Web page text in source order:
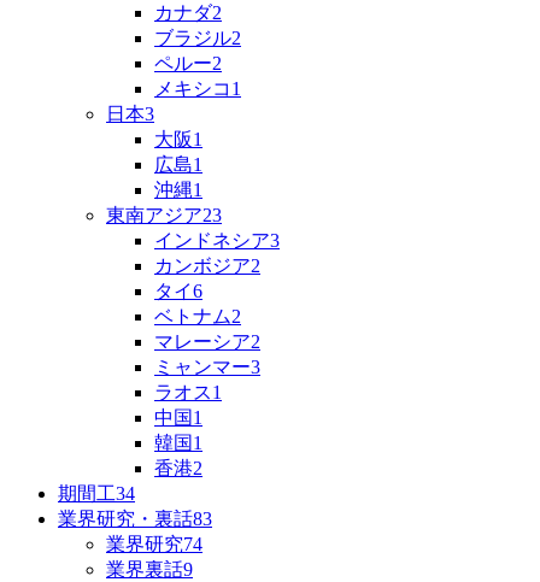
カナダ2
ブラジル2
ペルー2
メキシコ 1
日本3
大阪1
広島1
沖縄1
東南アジア23
インドネシア3
カンボジア2
タイ6
ベトナム2
マレーシア2
ミャンマー3
ラオス1
中国1
韓国1
香港2
期間工34
業界研究・裏話83
業界研究74
業界裏話9